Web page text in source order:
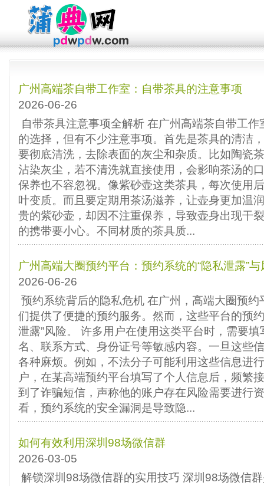
‌广州高端茶自带工作室‌：自带茶具的注意事项
2026-06-26
自带茶具注意事项全解析 在广州高端茶自带工
的选择，但有不少注意事项。首先是茶具的清洁
要彻底清洗，去除表面的灰尘和杂质。比如陶瓷
沾染灰尘，若不清洗就直接使用，会影响茶汤的
保养也不容忽视。像紫砂壶这类茶具，每次使用
叶变质。而且要定期用茶汤滋养，让壶身更加温
贵的紫砂壶，却因不注重保养，导致壶身出现干
的携带要小心。不同材质的茶具质...
广州高端大圈预约平台‌：预约系统的“隐私泄露”与
2026-06-26
预约系统背后的隐私危机 在广州，高端大圈预
们提供了便捷的预约服务。然而，这些平台的预
泄露”风险。 许多用户在使用这类平台时，需要
名、联系方式、身份证号等敏感内容。一旦这些
各种麻烦。例如，不法分子可能利用这些信息进
户，在某高端预约平台填写了个人信息后，频繁
到了诈骗短信，声称他的账户存在风险需要进行
看，预约系统的安全漏洞是导致隐...
如何有效利用深圳98场微信群
2026-03-05
解锁深圳98场微信群的实用技巧 深圳98场微信